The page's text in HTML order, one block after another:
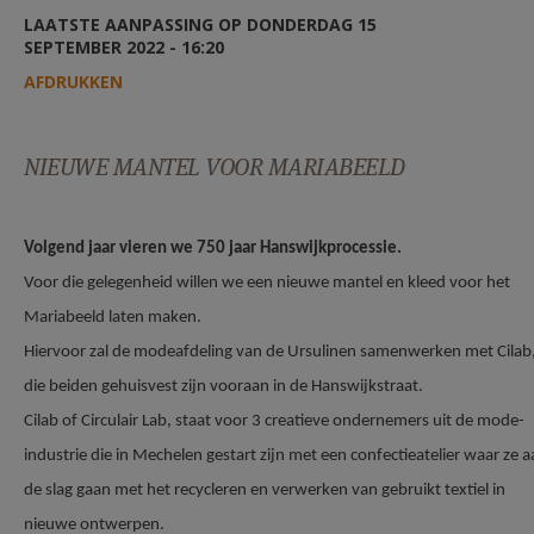
AANMELDEN OF REGISTREREN
LAATSTE AANPASSING OP DONDERDAG 15
SEPTEMBER 2022 - 16:20
AFDRUKKEN
NIEUWE MANTEL VOOR MARIABEELD
Volgend jaar vieren we 750 jaar Hanswijkprocessie.
Voor die gelegenheid willen we een nieuwe mantel en kleed voor het
Mariabeeld laten maken.
Hiervoor zal de modeafdeling van de Ursulinen samenwerken met
die beiden gehuisvest zijn vooraan in de Hanswijkstraat.
Cilab of Circulair Lab, staat voor 3 creatieve ondernemers uit de mode-
industrie die in Mechelen gestart zijn met een confectieatelier waar ze
de slag gaan met het recycleren en verwerken van gebruikt textiel in
nieuwe ontwerpen.